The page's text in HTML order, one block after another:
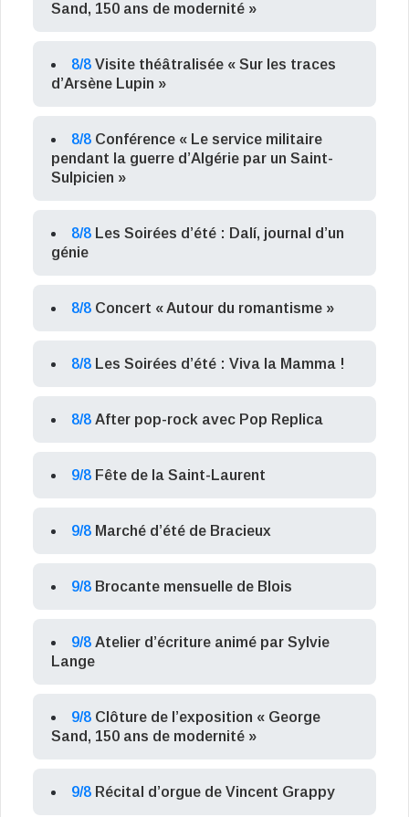
Sand, 150 ans de modernité »
8/8 Visite théâtralisée « Sur les traces
d’Arsène Lupin »
8/8 Conférence « Le service militaire
pendant la guerre d’Algérie par un Saint-
Sulpicien »
8/8 Les Soirées d’été : Dalí, journal d’un
génie
8/8 Concert « Autour du romantisme »
8/8 Les Soirées d’été : Viva la Mamma !
8/8 After pop-rock avec Pop Replica
9/8 Fête de la Saint-Laurent
9/8 Marché d’été de Bracieux
9/8 Brocante mensuelle de Blois
9/8 Atelier d’écriture animé par Sylvie
Lange
9/8 Clôture de l’exposition « George
Sand, 150 ans de modernité »
9/8 Récital d’orgue de Vincent Grappy